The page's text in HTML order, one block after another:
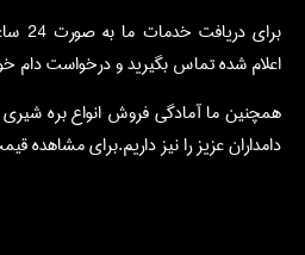
اعلام شده تماس بگیرید و درخواست دام
همچنین ما آمادگی فروش انواع بره
دامداران عزیز را نیز داریم.برای